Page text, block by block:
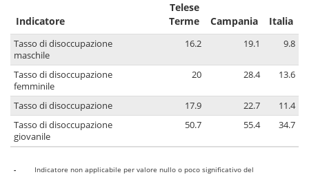
Indicatore
Telese
Terme
Campania Italia
Tasso di disoccupazione
maschile
16.2 19.1 9.8
Tasso di disoccupazione
femminile
20 28.4 13.6
Tasso di disoccupazione 17.9 22.7
11.4
Tasso di disoccupazione
giovanile
50.7 55.4 34.7
-
Indicatore non applicabile per valore nullo o poco significativo del